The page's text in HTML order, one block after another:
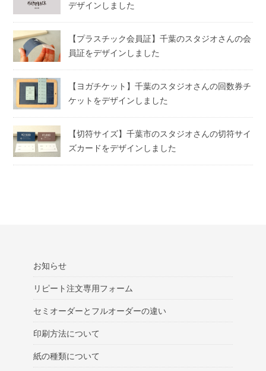
デザインしました
【プラスチック会員証】千葉のスタジオさんの会
員証をデザインしました
【ヨガチケット】千葉のスタジオさんの回数券チ
ケットをデザインしました
【切符サイズ】千葉市のスタジオさんの切符サイ
ズカードをデザインしました
お知らせ
リピート注文専用フォーム
セミオーダーとフルオーダーの違い
印刷方法について
紙の種類について